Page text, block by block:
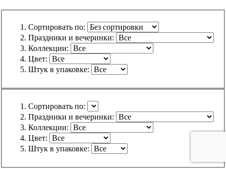
Сортировать по:
Праздники и вечеринки:
Коллекции:
Цвет:
Штук в упаковке:
Сортировать по:
Праздники и вечеринки:
Коллекции:
Цвет:
Штук в упаковке: